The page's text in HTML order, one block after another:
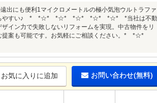
出にも便利1マイクロメートルの極小気泡ウルトラファ
れが落ちやすい♪ * *☆* *☆* *☆* *☆* *☆* *当社は不動
イン力で失敗しないリフォームを実現。中古物件をリ
提案も可能です。お気軽にご相談ください。* *☆*
お気に入りに追加 お問い合わせ(無料)